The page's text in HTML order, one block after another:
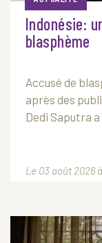
Indonésie:
blasphème
Accusé de
après des
Dedi Saputra
Le 03 août 2026